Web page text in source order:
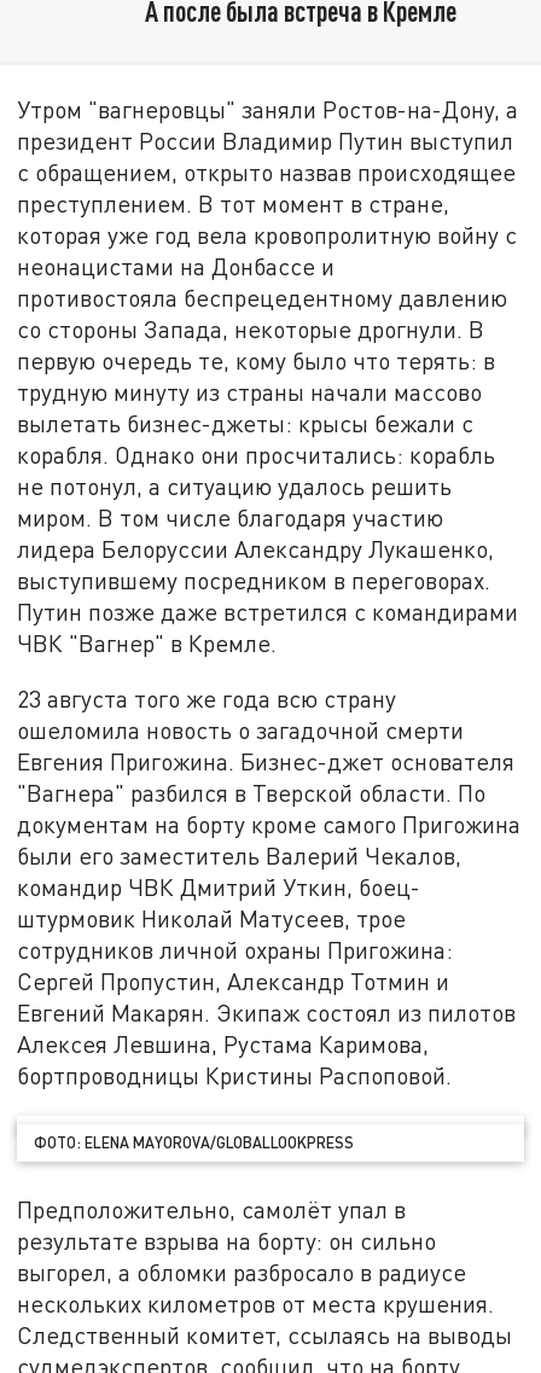
А после была встреча в Кремле
Утром "вагнеровцы" заняли Ростов-на-Дону, а
президент России Владимир Путин выступил
с обращением, открыто назвав происходящее
преступлением. В тот момент в стране,
которая уже год вела кровопролитную войну с
неонацистами на Донбассе и
противостояла беспрецедентному давлению
со стороны Запада, некоторые дрогнули. В
первую очередь те, кому было что терять: в
трудную минуту из страны начали массово
вылетать бизнес-джеты: крысы бежали с
корабля. Однако они просчитались: корабль
не потонул, а ситуацию удалось решить
миром. В том числе благодаря участию
лидера Белоруссии Александру Лукашенко,
выступившему посредником в переговорах.
Путин позже даже встретился с командирами
ЧВК "Вагнер" в Кремле.
23 августа того же года всю страну
ошеломила новость о загадочной смерти
Евгения Пригожина. Бизнес-джет основателя
"Вагнера" разбился в Тверской области. По
документам на борту кроме самого Пригожина
были его заместитель Валерий Чекалов,
командир ЧВК Дмитрий Уткин, боец-
штурмовик Николай Матусеев, трое
сотрудников личной охраны Пригожина:
Сергей Пропустин, Александр Тотмин и
Евгений Макарян. Экипаж состоял из пилотов
Алексея Левшина, Рустама Каримова,
бортпроводницы Кристины Распоповой.
ФОТО: ELENA MAYOROVA/GLOBALLOOKPRESS
Предположительно, самолёт упал в
результате взрыва на борту: он сильно
выгорел, а обломки разбросало в радиусе
нескольких километров от места крушения.
Следственный комитет, ссылаясь на выводы
судмедэкспертов, сообщил, что на борту